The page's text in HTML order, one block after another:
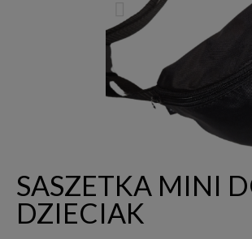
SASZETKA MINI
DZIECIAK